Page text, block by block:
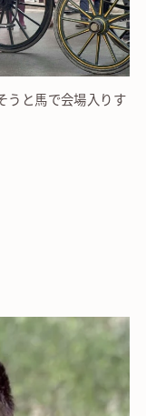
うと馬で会場入りす